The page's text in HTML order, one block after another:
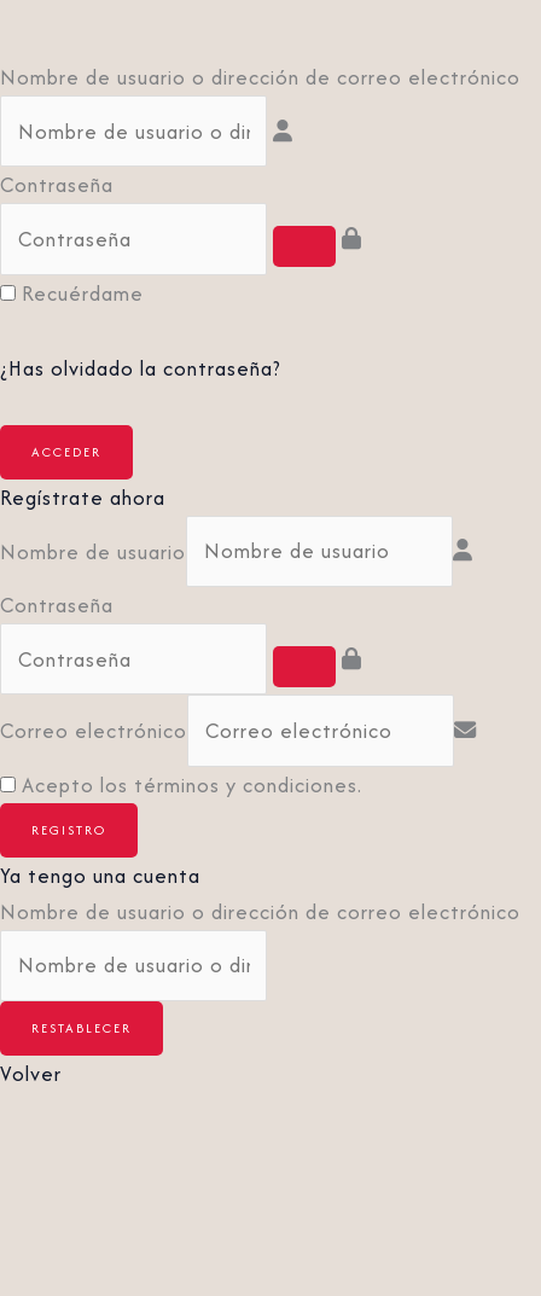
Nombre de usuario o dirección de correo electrónico
Contraseña
Recuérdame
¿Has olvidado la contraseña?
Regístrate ahora
Nombre de usuario
Contraseña
Correo electrónico
Acepto los términos y condiciones.
Ya tengo una cuenta
Nombre de usuario o dirección de correo electrónico
Volver